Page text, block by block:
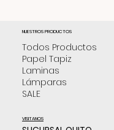
NUESTROS PRODUCTOS
Todos Productos
Papel Tapiz
Laminas
Lámparas
SALE
VISITANOS